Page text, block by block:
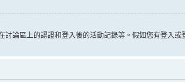
論區上的認證和登入後的活動記錄等。假如您有登入